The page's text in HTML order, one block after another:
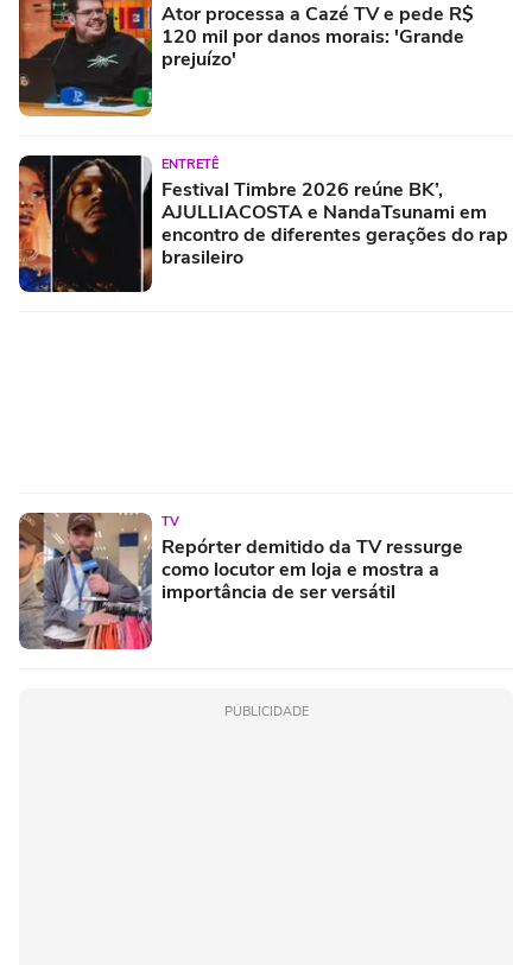
Ator processa a Cazé TV e pede R$
120 mil por danos morais: 'Grande
prejuízo'
ENTRETÊ
Festival Timbre 2026 reúne BK’,
AJULLIACOSTA e NandaTsunami em
encontro de diferentes gerações do rap
brasileiro
TV
Repórter demitido da TV ressurge
como locutor em loja e mostra a
importância de ser versátil
PUBLICIDADE